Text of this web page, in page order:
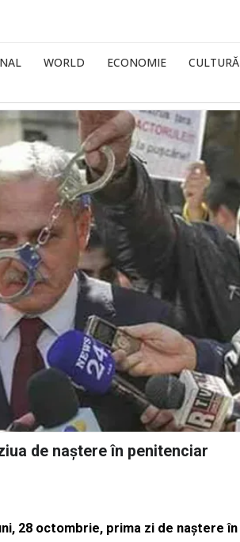
WORLD ECONOMIE CULTURĂ
de naștere în penitenciar
28 octombrie, prima zi de naștere în